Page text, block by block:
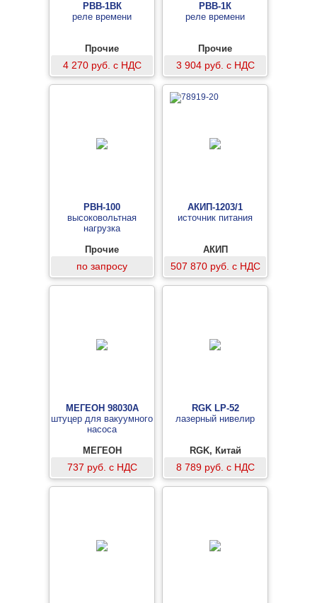
РВВ-1ВК
реле времени
Прочие
4 270 руб. с НДС
РВВ-1К
реле времени
Прочие
3 904 руб. с НДС
РВН-100
высоковольтная
нагрузка
Прочие
по запросу
АКИП-1203/1
источник питания
АКИП
507 870 руб. с НДС
МЕГЕОН 98030А
штуцер для вакуумного
насоса
МЕГЕОН
737 руб. с НДС
RGK LP-52
лазерный нивелир
RGK, Китай
8 789 руб. с НДС